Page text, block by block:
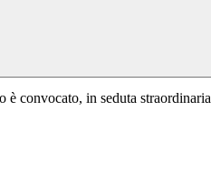
convocato, in seduta